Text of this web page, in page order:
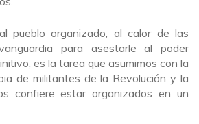
pueblo organizado, al calor de las
para asestarle al poder
es la tarea que asumimos con la
de militantes de la Revolución y la
confiere estar organizados en un